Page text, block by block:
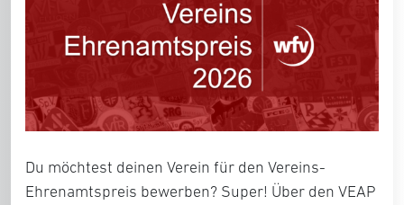
Du möchtest deinen Verein für den Vereins-
Ehrenamtspreis bewerben? Super! Über den VEAP